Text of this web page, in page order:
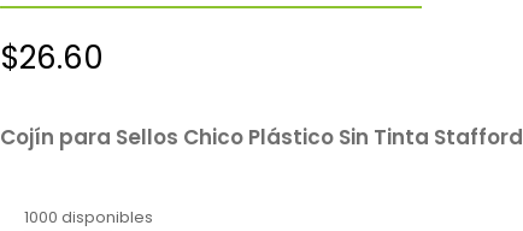
$26.60
Cojín para Sellos Chico Plástico Sin Tinta Stafford
1000 disponibles